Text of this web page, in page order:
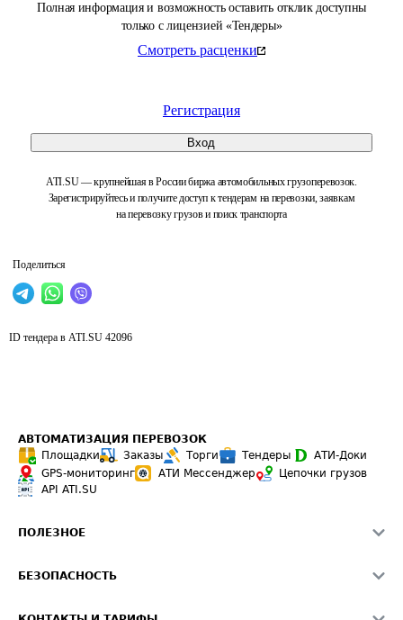
Полная информация и возможность оставить отклик доступны
только с лицензией «Тендеры»
Смотреть расценки
Регистрация
Вход
ATI.SU — крупнейшая в России биржа автомобильных грузоперевозок.
Зарегистрируйтесь и получите доступ к тендерам на перевозки, заявкам
на перевозку грузов и поиск транспорта
Поделиться
ID тендера в ATI.SU 42096
АВТОМАТИЗАЦИЯ ПЕРЕВОЗОК
Площадки
Заказы Торги Тендеры
АТИ-Доки
GPS-мониторинг
АТИ Мессенджер
Цепочки грузов
API ATI.SU
ПОЛЕЗНОЕ
Звезды ATI.SU на вашем сайте
БЕЗОПАСНОСТЬ